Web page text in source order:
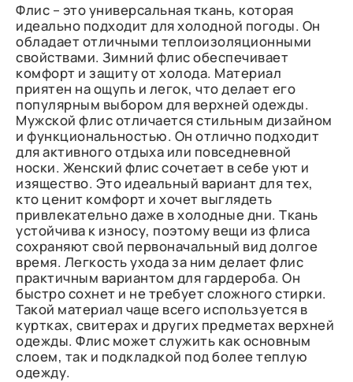
Флис – это универсальная ткань, которая
идеально подходит для холодной погоды. Он
обладает отличными теплоизоляционными
свойствами. Зимний флис обеспечивает
комфорт и защиту от холода. Материал
приятен на ощупь и легок, что делает его
популярным выбором для верхней одежды.
Мужской флис отличается стильным дизайном
и функциональностью. Он отлично подходит
для активного отдыха или повседневной
носки. Женский флис сочетает в себе уют и
изящество. Это идеальный вариант для тех,
кто ценит комфорт и хочет выглядеть
привлекательно даже в холодные дни. Ткань
устойчива к износу, поэтому вещи из флиса
сохраняют свой первоначальный вид долгое
время. Легкость ухода за ним делает флис
практичным вариантом для гардероба. Он
быстро сохнет и не требует сложного стирки.
Такой материал чаще всего используется в
куртках, свитерах и других предметах верхней
одежды. Флис может служить как основным
слоем, так и подкладкой под более теплую
одежду.